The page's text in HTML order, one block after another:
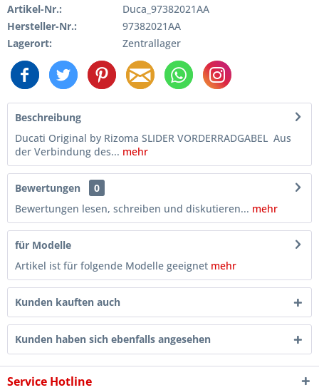
Artikel-Nr.:
Duca_97382021AA
Hersteller-Nr.:
97382021AA
Lagerort:
Zentrallager
Beschreibung
Ducati Original by Rizoma SLIDER VORDERRADGABEL Aus
der Verbindung des... mehr
Bewertungen
0
Bewertungen lesen, schreiben und diskutieren... mehr
für Modelle
Artikel ist für folgende Modelle geeignet mehr
Kunden kauften auch
Kunden haben sich ebenfalls angesehen
Service Hotline